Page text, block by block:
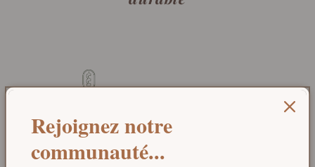
Rejoignez notre
communauté...